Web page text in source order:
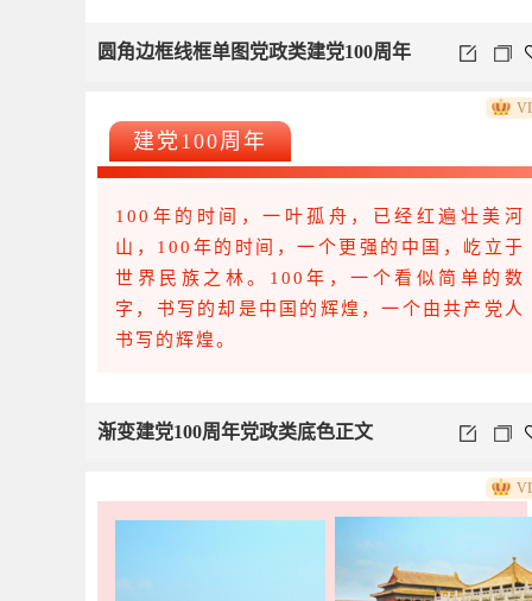
圆角边框线框单图党政类建党100周年
建党100周年
100年的时间，一叶孤舟，已经红遍壮美河
山，100年的时间，一个更强的中国，屹立于
世界民族之林。100年，一个看似简单的数
字，书写的却是中国的辉煌，一个由共产党人
书写的辉煌。
渐变建党100周年党政类底色正文